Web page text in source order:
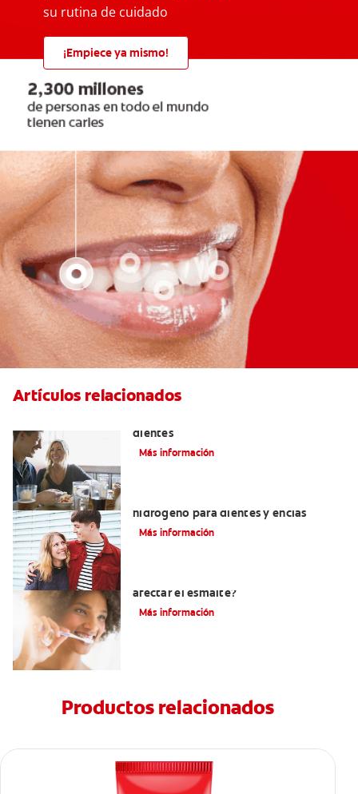
su rutina de cuidado
¡Empiece ya mismo!
Artículos relacionados
dientes
Más información
hidrógeno para dientes y encías
Más información
afectar el esmalte?
Más información
Productos relacionados